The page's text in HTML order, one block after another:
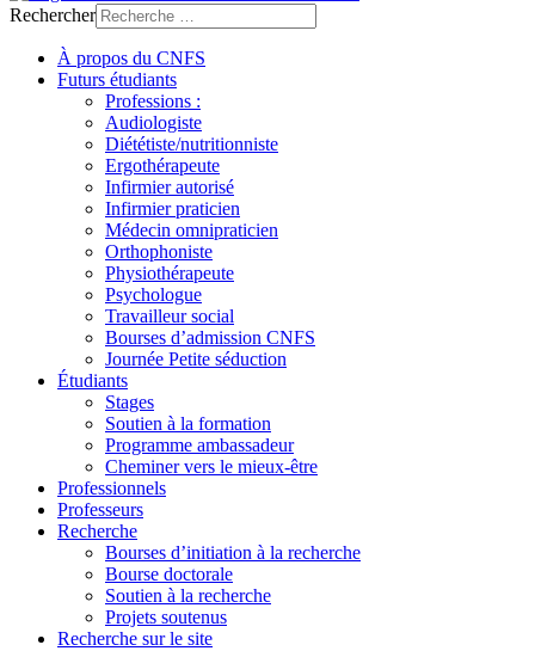
Rechercher
À propos du CNFS
Futurs étudiants
Professions :
Audiologiste
Diététiste/nutritionniste
Ergothérapeute
Infirmier autorisé
Infirmier praticien
Médecin omnipraticien
Orthophoniste
Physiothérapeute
Psychologue
Travailleur social
Bourses d’admission CNFS
Journée Petite séduction
Étudiants
Stages
Soutien à la formation
Programme ambassadeur
Cheminer vers le mieux-être
Professionnels
Professeurs
Recherche
Bourses d’initiation à la recherche
Bourse doctorale
Soutien à la recherche
Projets soutenus
Recherche sur le site